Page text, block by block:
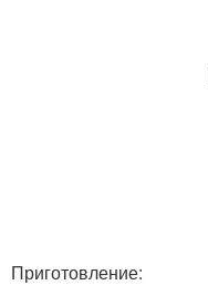
Приготовление: